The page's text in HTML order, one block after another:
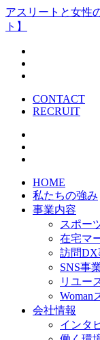
アスリートと女性
ト】
CONTACT
RECRUIT
HOME
私たちの強み
事業内容
スポー
在宅マ
訪問DX
SNS事
リユー
Woman
会社情報
インタ